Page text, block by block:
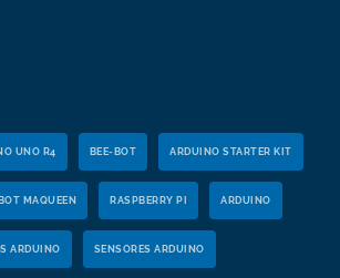
UNO R4 BEE-BOT ARDUINO STARTER KIT
MAQUEEN RASPBERRY PI ARDUINO
ARDUINO SENSORES ARDUINO